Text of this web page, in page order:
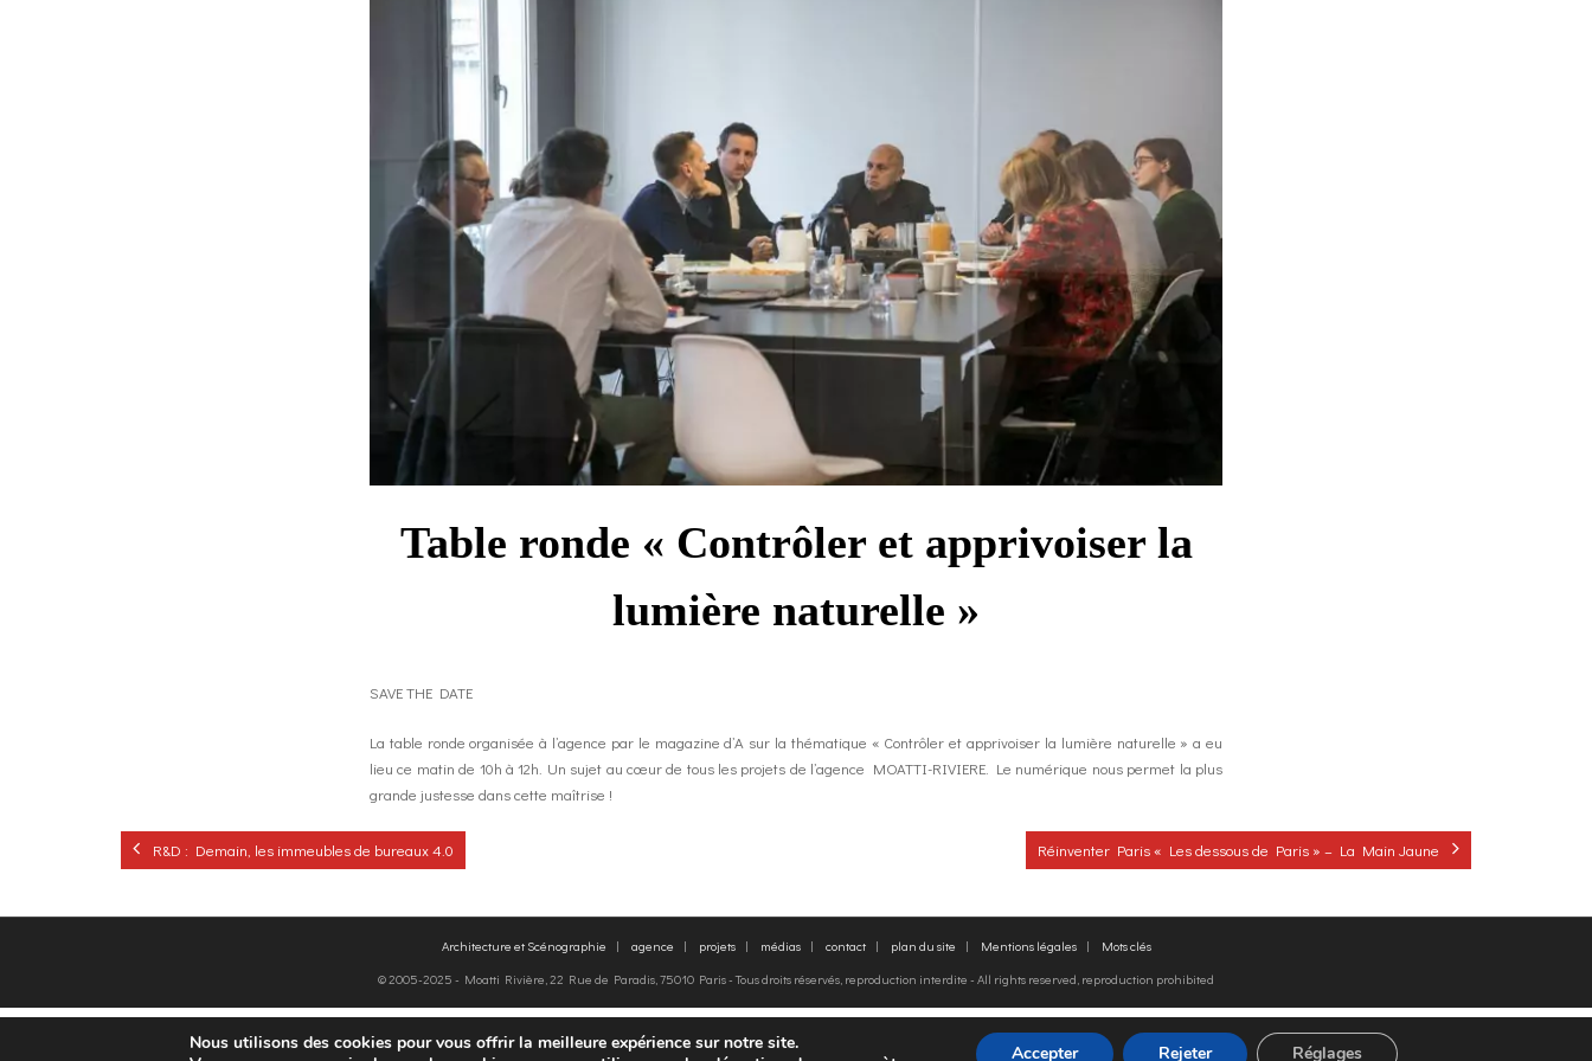
Table ronde « Contrôler et apprivoiser la
lumière naturelle »
SAVE THE DATE
La table ronde organisée à l’agence par le magazine d’A sur la thématique « Contrôler et apprivoiser la lumière naturelle » a eu
lieu ce matin de 10h à 12h. Un sujet au cœur de tous les projets de l’agence MOATTI-RIVIERE. Le numérique nous permet la plus
grande justesse dans cette maîtrise !
R&D : Demain, les immeubles de bureaux 4.0 Réinventer Paris « Les dessous de Paris » – La Main Jaune
Architecture et Scénographie agence projets médias contact plan du site Mentions légales
Mots clés
© 2005-2025 - Moatti Rivière, 22 Rue de Paradis, 75010 Paris - Tous droits réservés, reproduction interdite - All rights reserved, reproduction prohibited
Nous utilisons des cookies pour vous offrir la meilleure expérience sur notre site.
Accepter Rejeter Réglages